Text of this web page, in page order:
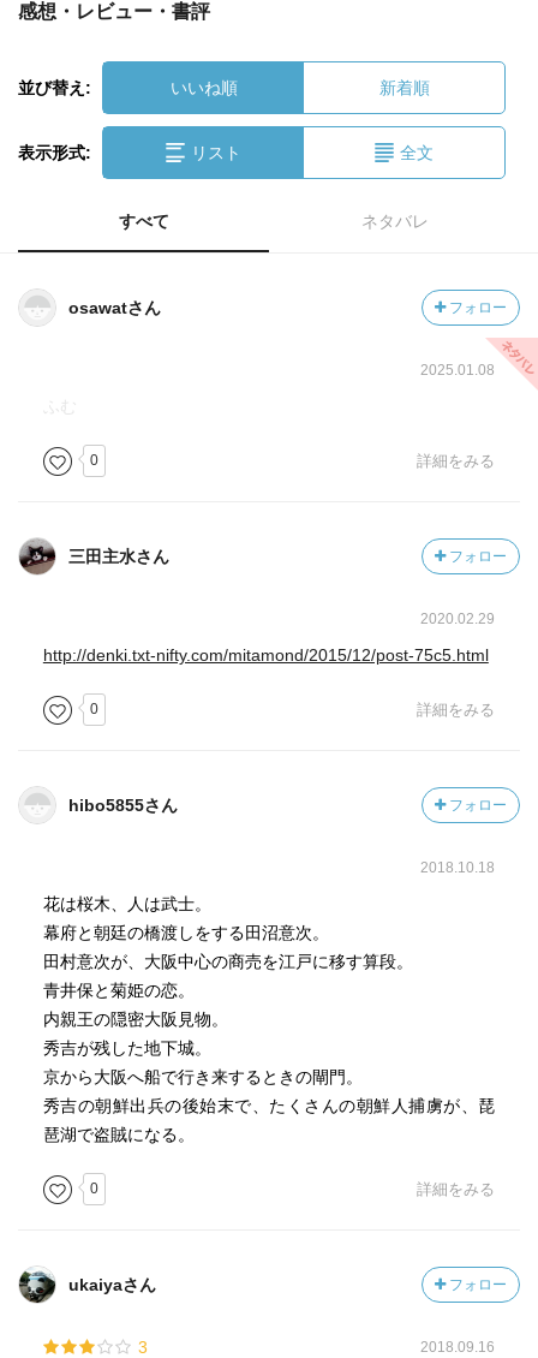
感想・レビュー・書評
並び替え: いいね順 新着順
表示形式: リスト 全文
すべて ネタバレ
osawatさん フォロー
2025.01.08
0 詳細をみる
三田主水さん フォロー
2020.02.29
http://denki.txt-nifty.com/mitamond/2015/12/post-75c5.html
0 詳細をみる
hibo5855さん フォロー
2018.10.18
花は桜木、人は武士。
幕府と朝廷の橋渡しをする田沼意次。
田村意次が、大阪中心の商売を江戸に移す算段。
青井保と菊姫の恋。
内親王の隠密大阪見物。
秀吉が残した地下城。
京から大阪へ船で行き来するときの閘門。
秀吉の朝鮮出兵の後始末で、たくさんの朝鮮人捕虜が、琵
琶湖で盗賊になる。
0 詳細をみる
ukaiyaさん フォロー
3 2018.09.16